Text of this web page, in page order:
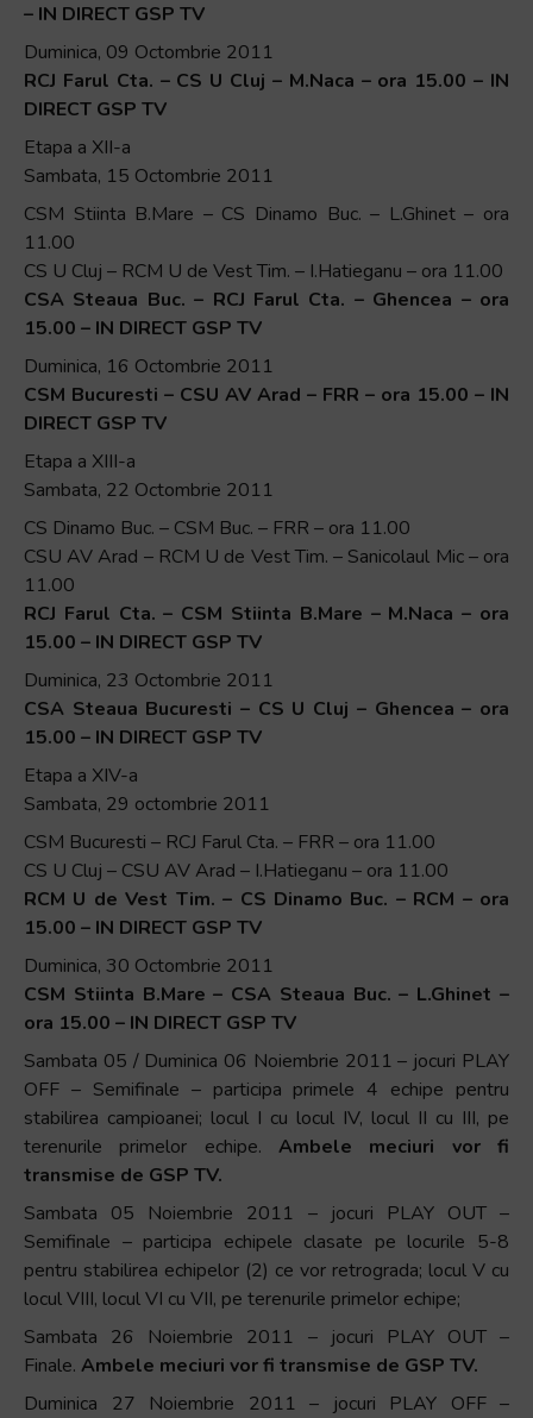
– IN DIRECT GSP TV
Duminica, 09 Octombrie 2011
RCJ Farul Cta. – CS U Cluj – M.Naca – ora 15.00 – IN
DIRECT GSP TV
Etapa a XII-a
Sambata, 15 Octombrie 2011
CSM Stiinta B.Mare – CS Dinamo Buc. – L.Ghinet – ora
11.00
CS U Cluj – RCM U de Vest Tim. – I.Hatieganu – ora 11.00
CSA Steaua Buc. – RCJ Farul Cta. – Ghencea – ora
15.00 – IN DIRECT GSP TV
Duminica, 16 Octombrie 2011
CSM Bucuresti – CSU AV Arad – FRR – ora 15.00 – IN
DIRECT GSP TV
Etapa a XIII-a
Sambata, 22 Octombrie 2011
CS Dinamo Buc. – CSM Buc. – FRR – ora 11.00
CSU AV Arad – RCM U de Vest Tim. – Sanicolaul Mic – ora
11.00
RCJ Farul Cta. – CSM Stiinta B.Mare – M.Naca – ora
15.00 – IN DIRECT GSP TV
Duminica, 23 Octombrie 2011
CSA Steaua Bucuresti – CS U Cluj – Ghencea – ora
15.00 – IN DIRECT GSP TV
Etapa a XIV-a
Sambata, 29 octombrie 2011
CSM Bucuresti – RCJ Farul Cta. – FRR – ora 11.00
CS U Cluj – CSU AV Arad – I.Hatieganu – ora 11.00
RCM U de Vest Tim. – CS Dinamo Buc. – RCM – ora
15.00 – IN DIRECT GSP TV
Duminica, 30 Octombrie 2011
CSM Stiinta B.Mare – CSA Steaua Buc. – L.Ghinet –
ora 15.00 – IN DIRECT GSP TV
Sambata 05 / Duminica 06 Noiembrie 2011 – jocuri PLAY
OFF – Semifinale – participa primele 4 echipe pentru
stabilirea campioanei; locul I cu locul IV, locul II cu III, pe
terenurile primelor echipe. Ambele meciuri vor fi
transmise de GSP TV.
Sambata 05 Noiembrie 2011 – jocuri PLAY OUT –
Semifinale – participa echipele clasate pe locurile 5-8
pentru stabilirea echipelor (2) ce vor retrograda; locul V cu
locul VIII, locul VI cu VII, pe terenurile primelor echipe;
Sambata 26 Noiembrie 2011 – jocuri PLAY OUT –
Finale. Ambele meciuri vor fi transmise de GSP TV.
Duminica 27 Noiembrie 2011 – jocuri PLAY OFF –